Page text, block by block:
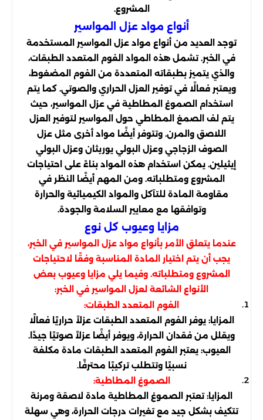
المشروع.
أنواع مواد عزل المواسير
توجد العديد من أنواع مواد عزل المواسير المستخدمة
في الخبر. تشمل هذه المواد الفوم المتعدد الطبقات،
والذي يتميز بطبقاته المتعددة من الفوم المضغوط،
ويعتبر فعالًا في توفير العزل الحراري والصوتي. كما يتم
استخدام الصموغ المطاطية في عزل المواسير، حيث
يتم لف الصمغ المطاطي حول المواسير لتوفير العزل
اللاصق والمرن. وتتوفر أيضًا مواد أخرى مثل عزل
الصوف الزجاجي وعزل البولي يوريثان وعزل البولي
إيثيلين. يمكن استخدام هذه المواد بناءً على احتياجات
المشروع ومتطلباته. ومن المهم أيضًا النظر في
مقاومة المادة للتآكل والمواد الكيميائية والحرارة
وتوافقها مع معايير السلامة والجودة.
مزايا وعيوب كل نوع
عندما يتعلق الأمر بأنواع مواد عزل المواسير في الخبر،
يجب أن يتم اختيار المادة المناسبة وفقًا لاحتياجات
المشروع ومتطلباته. وفيما يلي مزايا وعيوب بعض
الأنواع الشائعة لعزل المواسير في الخبر:
الفوم المتعدد الطبقات:
المزايا: يوفر الفوم المتعدد الطبقات عزلاً حراريًا فعالًا
ويقلل من فقدان الحرارة، ويوفر أيضًا عزلاً صوتيًا جيدًا.
العيوب: يعتبر الفوم المتعدد الطبقات مادة مكلفة
نسبيًا وتتطلب تركيبًا محترفًا.
الصموغ المطاطية:
المزايا: تعتبر الصموغ المطاطية مادة لاصقة ومرنة
تتكيف بشكل جيد مع تغيرات درجات الحرارة، وهي سهلة